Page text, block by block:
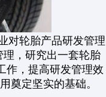
对轮胎产品研发管理
，研究出一套轮胎
作，提高研发管理效
奠定坚实的基础。